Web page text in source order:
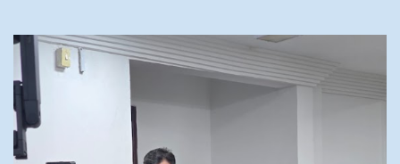
públicos que participam dos encontros. Em duas oportunidades, a
lobista esteve no Palácio do Planalto e no gabinete do ministro do
Desenvolvimento Social, Wellington Dias, acompanhada do então
sócio de Lulinha. Os encontros não foram registrados nas agendas
oficiais. Fábio Luís é alvo de inquérito aberto nesta quinta-feira,
30, a pedido da PF, que apura se ele utilizou a influência do pai